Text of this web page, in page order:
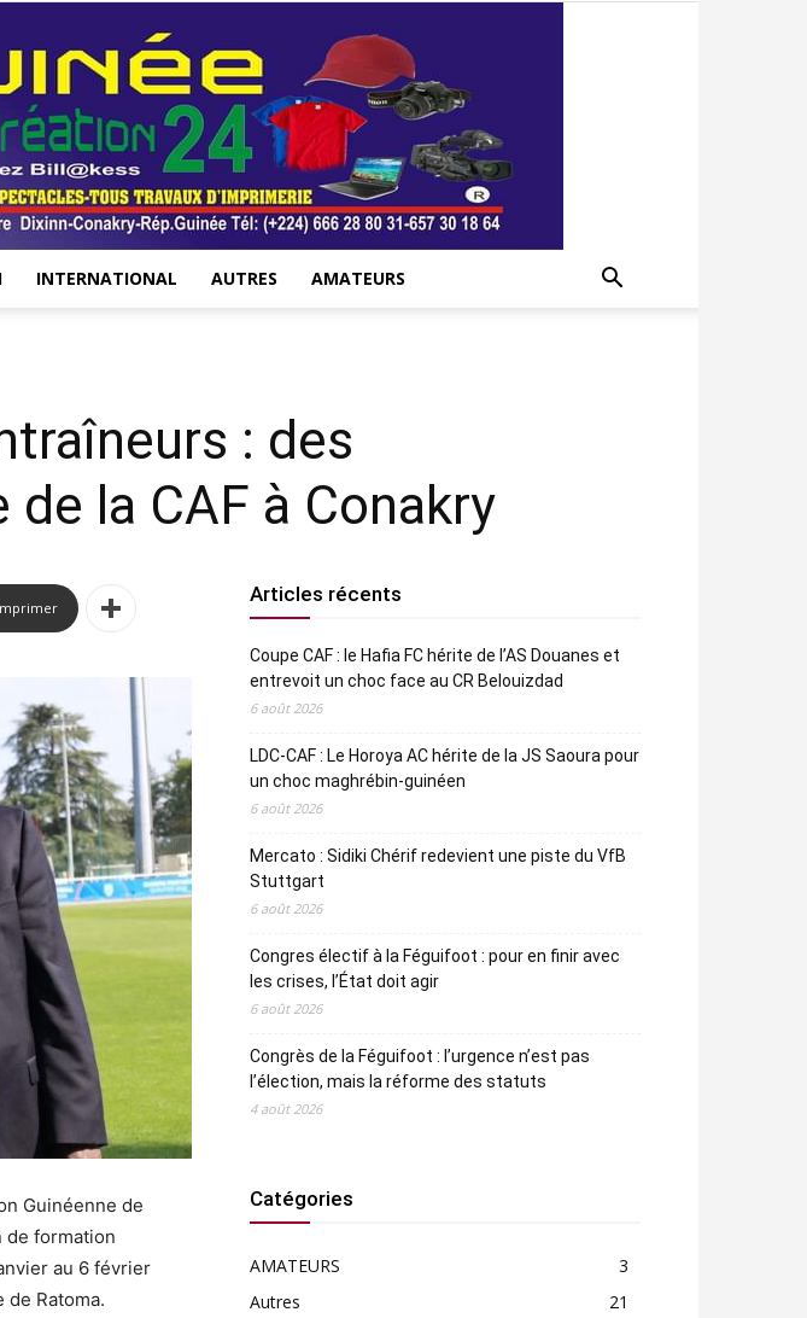
INTERNATIONAL AUTRES AMATEURS
: des
la CAF à Conakry
Guinéenne de
de formation
au 6 février
Ratoma.
Articles récents
Coupe CAF : le Hafia FC hérite de l’AS Douanes et
entrevoit un choc face au CR Belouizdad
6 août 2026
LDC-CAF : Le Horoya AC hérite de la JS Saoura pour
un choc maghrébin-guinéen
6 août 2026
Mercato : Sidiki Chérif redevient une piste du VfB
Stuttgart
6 août 2026
Congres électif à la Féguifoot : pour en finir avec
les crises, l’État doit agir
6 août 2026
Congrès de la Féguifoot : l’urgence n’est pas
l’élection, mais la réforme des statuts
4 août 2026
Catégories
AMATEURS
3
Autres
21